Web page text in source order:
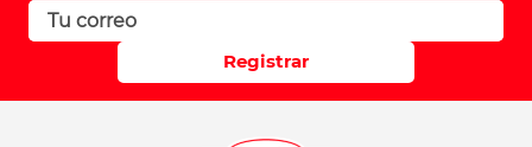
Califique el producto de 1 a 5 estrellas
Registrar